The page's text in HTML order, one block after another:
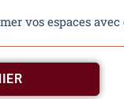
vos espaces avec